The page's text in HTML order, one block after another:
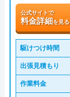
公式サイトで
料金詳細を見る
駆けつけ時間
出張見積もり
作業料金